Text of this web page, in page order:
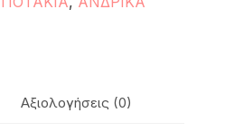
Αξιολογήσεις (0)